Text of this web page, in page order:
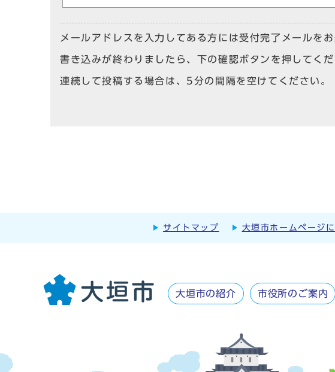
メールアドレスを入力してある方には受付完了メールをお
書き込みが終わりましたら、下の確認ボタンを押してくだ
連続して投稿する場合は、5分の間隔を空けてください。
サイトマップ 大垣市ホームページ
大垣市の紹介 市役所のご案内